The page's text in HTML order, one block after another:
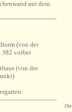
mit dem
(von der
382 vorbei
(von der
Die